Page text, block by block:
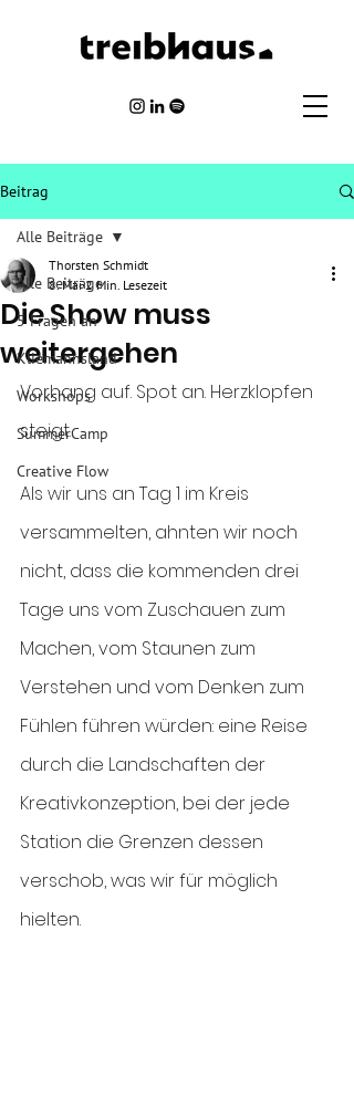
Beitrag
Alle Beiträge
5 Fragen an
Kliemannsland
Workshops
SummerCamp
Creative Flow
Alle Beiträge
Die Show muss
weitergehen
Thorsten Schmidt
8. Mai 2 Min. Lesezeit
Vorhang auf. Spot an. Herzklopfen
steigt.
Als wir uns an Tag 1 im Kreis
versammelten, ahnten wir noch
nicht, dass die kommenden drei
Tage uns vom Zuschauen zum
Machen, vom Staunen zum
Verstehen und vom Denken zum
Fühlen führen würden: eine Reise
durch die Landschaften der
Kreativkonzeption, bei der jede
Station die Grenzen dessen
verschob, was wir für möglich
hielten.